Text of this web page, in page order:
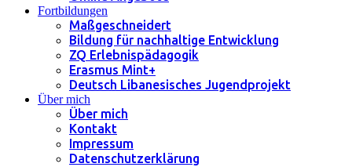
Fortbildungen
Maßgeschneidert
Bildung für nachhaltige Entwicklung
ZQ Erlebnispädagogik
Erasmus Mint+
Deutsch Libanesisches Jugendprojekt
Über mich
Über mich
Kontakt
Impressum
Datenschutzerklärung